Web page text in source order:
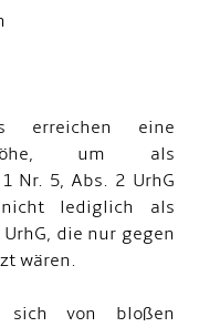
erreichen eine
um als
Nr. 5, Abs. 2 UrhG
lediglich als
die nur gegen
wären.
sich von bloßen